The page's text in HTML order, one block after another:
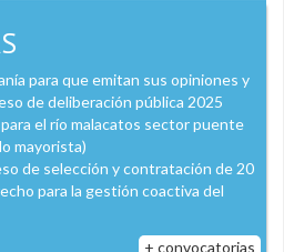
para que emitan sus opiniones y
de deliberación pública 2025
el río malacatos sector puente
mayorista)
de selección y contratación de 20
para la gestión coactiva del
+ convocatorias